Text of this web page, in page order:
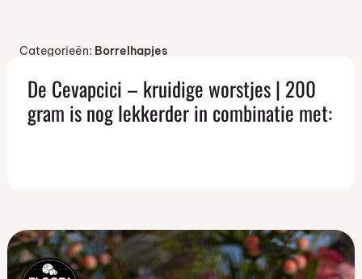
Categorieën: Borrelhapjes
De Cevapcici – kruidige worstjes | 200
gram is nog lekkerder in combinatie met: